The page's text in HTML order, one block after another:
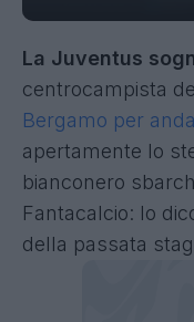
La Juventus
centrocampista
Bergamo per
apertamente lo
bianconero
Fantacalcio: lo
della passata